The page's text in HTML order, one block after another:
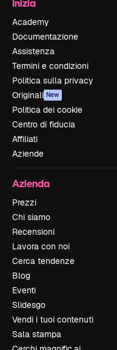
Inizia
Academy
Documentazione
Assistenza
Termini e condizioni
Politica sulla privacy
Originali New
Politica dei cookie
Centro di fiducia
Affiliati
Aziende
Azienda
Prezzi
Chi siamo
Recensioni
Lavora con noi
Cerca tendenze
Blog
Eventi
Slidesgo
Vendi i tuoi contenuti
Sala stampa